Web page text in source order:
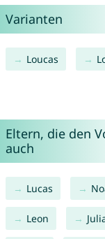
Varianten
Loucas
Eltern, die den
auch
Lucas
Leon